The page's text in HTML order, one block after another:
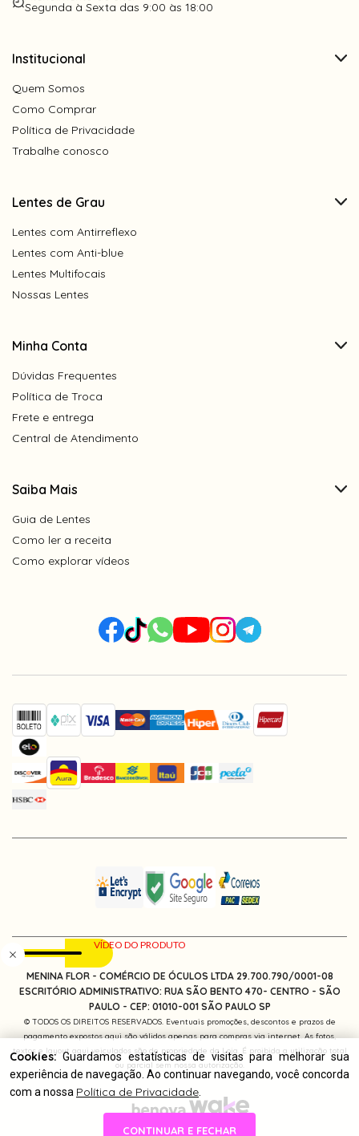
Segunda à Sexta das 9:00 às 18:00
Institucional
Quem Somos
Como Comprar
Política de Privacidade
Trabalhe conosco
Lentes de Grau
Lentes com Antirreflexo
Lentes com Anti-blue
Lentes Multifocais
Nossas Lentes
Minha Conta
Dúvidas Frequentes
Política de Troca
Frete e entrega
Central de Atendimento
Saiba Mais
Guia de Lentes
Como ler a receita
Como explorar vídeos
MENINA FLOR - COMÉRCIO DE ÓCULOS LTDA 29.700.790/0001-08
ESCRITÓRIO ADMINISTRATIVO: RUA SÃO BENTO 470- CENTRO - SÃO
PAULO - CEP: 01010-001SÃO PAULO SP
© TODOS OS DIREITOS RESERVADOS. Eventuais promoções, descontos e prazos de
pagamento expostos aqui são válidos apenas para compras via internet. As fotos,
textos e layout aqui veiculados são de propriedade da Loja. É proibida a utilização total
ou parcial sem nossa autorização.
Cookies:Guardamos estatísticas de visitas para melhorar sua
experiência de navegação. Ao continuar navegando, você concorda
com a nossa Política de Privacidade
CONTINUAR E FECHAR